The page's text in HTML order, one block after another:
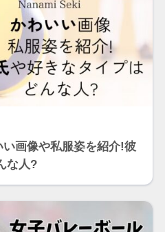
画像や私服姿を紹介!彼
な人?